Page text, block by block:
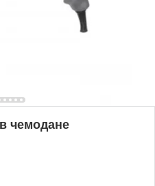
чемодане